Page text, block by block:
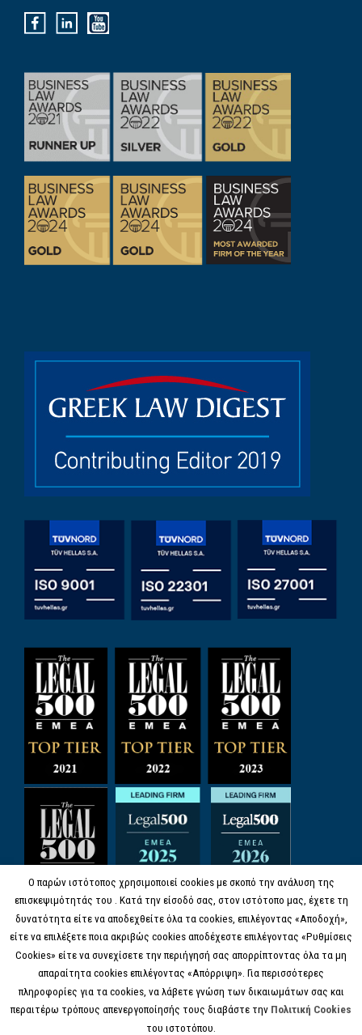
Ο παρών ιστότοπος χρησιμοποιεί cookies με σκοπό την ανάλυση της
επισκεψιμότητάς του . Κατά την είσοδό σας, στον ιστότοπο μας, έχετε τη
δυνατότητα είτε να αποδεχθείτε όλα τα cookies, επιλέγοντας «Αποδοχή»,
είτε να επιλέξετε ποια ακριβώς cookies αποδέχεστε επιλέγοντας «Ρυθμίσεις
Cookies» είτε να συνεχίσετε την περιήγησή σας απορρίπτοντας όλα τα μη
απαραίτητα cookies επιλέγοντας «Απόρριψη». Για περισσότερες
πληροφορίες για τα cookies, να λάβετε γνώση των δικαιωμάτων σας και
περαιτέρω τρόπους απενεργοποίησής τους διαβάστε την Πολιτική Cookies
του ιστοτόπου.